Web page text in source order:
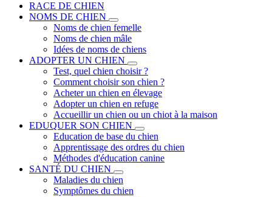
RACE DE CHIEN
NOMS DE CHIEN
Noms de chien femelle
Noms de chien mâle
Idées de noms de chiens
ADOPTER UN CHIEN
Test, quel chien choisir ?
Comment choisir son chien ?
Acheter un chien en élevage
Adopter un chien en refuge
Accueillir un chien ou un chiot à la maison
EDUQUER SON CHIEN
Education de base du chien
Apprentissage des ordres du chien
Méthodes d'éducation canine
SANTÉ DU CHIEN
Maladies du chien
Symptômes du chien